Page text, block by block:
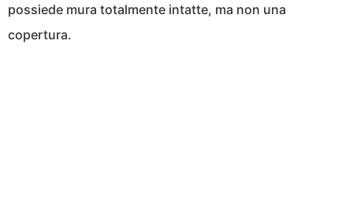
possiede mura totalmente intatte, ma non una
copertura.